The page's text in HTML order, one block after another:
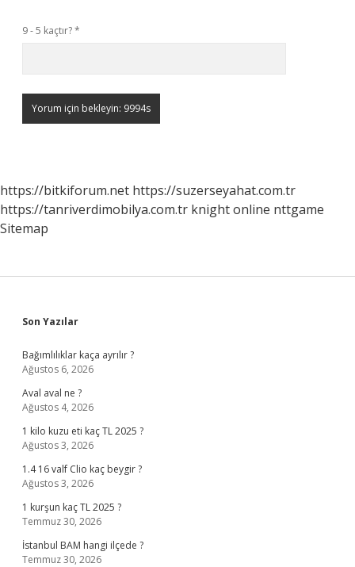
9 - 5 kaçtır?*
https://bitkiforum.net https://suzerseyahat.com.tr
https://tanriverdimobilya.com.tr knight online nttgame
Sitemap
Sidebar
Son Yazılar
Bağımlılıklar kaça ayrılır ?
Ağustos 6, 2026
Aval aval ne ?
Ağustos 4, 2026
1 kilo kuzu eti kaç TL 2025 ?
Ağustos 3, 2026
1.4 16 valf Clio kaç beygir ?
Ağustos 3, 2026
1 kurşun kaç TL 2025 ?
Temmuz 30, 2026
İstanbul BAM hangi ilçede ?
Temmuz 30, 2026